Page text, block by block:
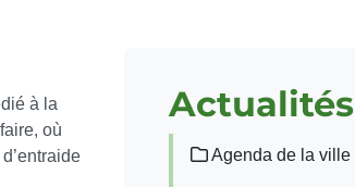
à la
où
Actualités
Agenda de la ville